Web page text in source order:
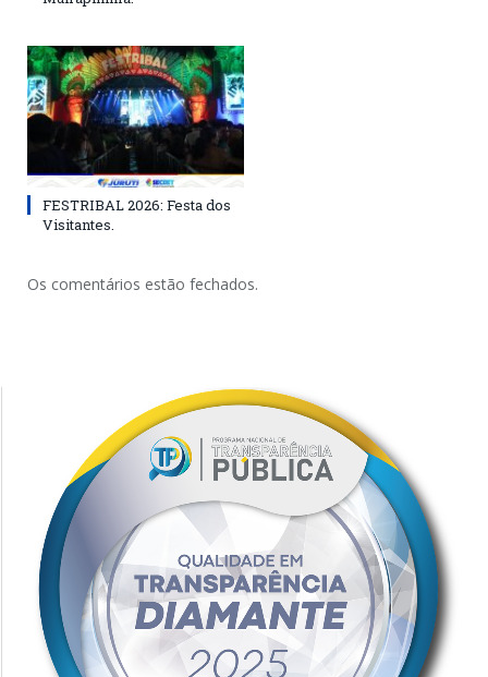
FESTRIBAL 2026: Festa dos
Visitantes.
Os comentários estão fechados.